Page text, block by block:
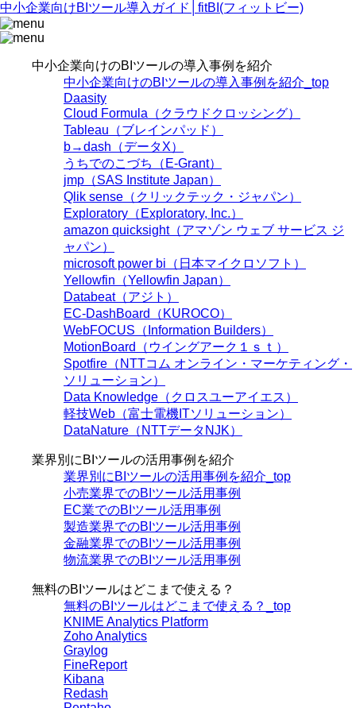
中小企業向けBIツール導入ガイド│fitBI(フィットビー)
中小企業向けのBIツールの導入事例を紹介
中小企業向けのBIツールの導入事例を紹介_top
Daasity
Cloud Formula（クラウドクロッシング）
Tableau（ブレインパッド）
b→dash（データX）
うちでのこづち（E-Grant）
jmp（SAS Institute Japan）
Qlik sense（クリックテック・ジャパン）
Exploratory（Exploratory, Inc.）
amazon quicksight（アマゾン ウェブ サービス ジ
ャパン）
microsoft power bi（日本マイクロソフト）
Yellowfin（Yellowfin Japan）
Databeat（アジト）
EC-DashBoard（KUROCO）
WebFOCUS（Information Builders）
MotionBoard（ウイングアーク１ｓｔ）
Spotfire（NTTコム オンライン・マーケティング・
ソリューション）
Data Knowledge（クロスユーアイエス）
軽技Web（富士電機ITソリューション）
DataNature（NTTデータNJK）
業界別にBIツールの活用事例を紹介
業界別にBIツールの活用事例を紹介_top
小売業界でのBIツール活用事例
EC業でのBIツール活用事例
製造業界でのBIツール活用事例
金融業界でのBIツール活用事例
物流業界でのBIツール活用事例
無料のBIツールはどこまで使える？
無料のBIツールはどこまで使える？_top
KNIME Analytics Platform
Zoho Analytics
Graylog
FineReport
Kibana
Redash